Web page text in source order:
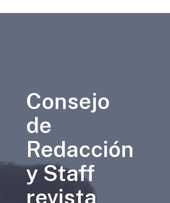
Consejo
de
Redacción
y Staff
revista